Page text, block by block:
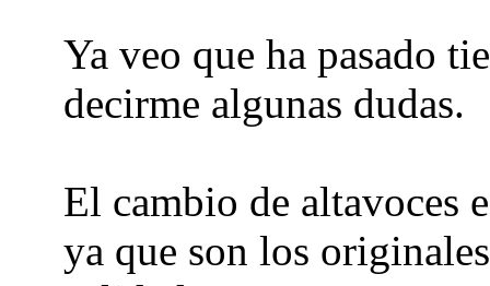
Ya veo que ha pasado
decirme algunas dudas.
El cambio de altavoces
ya que son los